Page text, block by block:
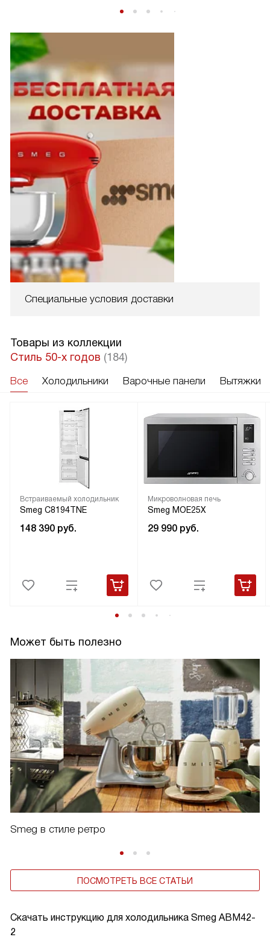
Скачать инструкцию для холодильника Smeg ABM42-
2
Специальные условия доставки
Товары из коллекции
Стиль 50-х годов (184)
Все Холодильники Варочные панели Вытяжки
Встраиваемый холодильник
Smeg C8194TNE
148 390 руб.
Микроволновая печь
Smeg MOE25X
29 990 руб.
Может быть полезно
Smeg в стиле ретро
ПОСМОТРЕТЬ ВСЕ СТАТЬИ